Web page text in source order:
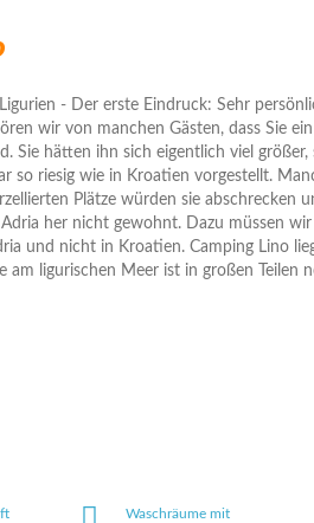
- Der erste Eindruck: Sehr
wir von manchen Gästen, dass Sie
Sie hätten ihn sich eigentlich viel größer,
so riesig wie in Kroatien vorgestellt.
Plätze würden sie abschrecken
her nicht gewohnt. Dazu müssen wir
und nicht in Kroatien. Camping Lino
am ligurischen Meer ist in großen Teilen
Waschräume mit